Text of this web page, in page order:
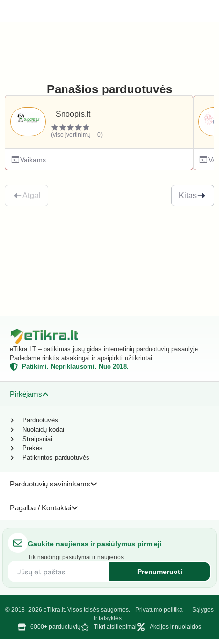
Panašios parduotuvės
Snoopis.lt
(viso įvertinimų – 0)
Vaikams
Atgal Kitas
eTikra.LT – patikimas jūsų gidas internetinių parduotuvių pasaulyje.
Padedame rinktis atsakingai ir apsipirkti užtikrintai.
Patikimi. Nepriklausomi. Nuo 2018.
Pirkėjams
Parduotuvių savininkams
Pagalba / Kontaktai
Parduotuvės
Nuolaidų kodai
Straipsniai
Prekės
Patikrintos parduotuvės
Gaukite naujienas ir pasiūlymus pirmieji
Tik naudingi pasiūlymai ir naujienos.
Prenumeruoti
© 2018–2026 eTikra.lt. Visos teisės saugomos. Privatumo politika
Sąlygos
ir taisyklės
6000+ parduotuvių
Tikri atsiliepimai Akcijos ir nuolaidos